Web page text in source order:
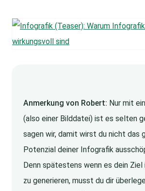
Anmerkung von Robert: Nur mit
(also einer Bilddatei) ist es selten
sagen wir, damit wirst du nicht das
Potenzial deiner Infografik
Denn spätestens wenn es dein Ziel
zu generieren, musst du dir